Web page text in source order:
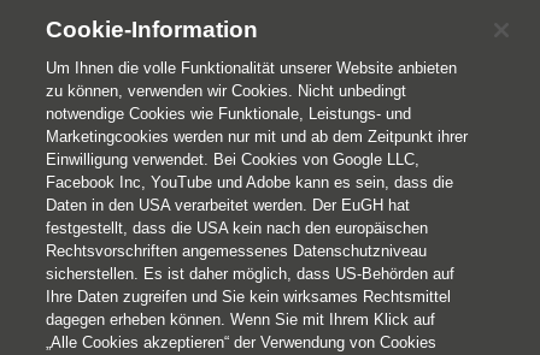
Publikationen
Nachhaltigkeit
© 2026 Helvetia Versicherungen AG
Hoher Markt 10-11
Cookie-Information
Um Ihnen die volle Funktionalität unserer Website anbieten
zu können, verwenden wir Cookies. Nicht unbedingt
notwendige Cookies wie Funktionale, Leistungs- und
Marketingcookies werden nur mit und ab dem Zeitpunkt ihrer
Einwilligung verwendet. Bei Cookies von Google LLC,
Facebook Inc, YouTube und Adobe kann es sein, dass die
Daten in den USA verarbeitet werden. Der EuGH hat
festgestellt, dass die USA kein nach den europäischen
Rechtsvorschriften angemessenes Datenschutzniveau
sicherstellen. Es ist daher möglich, dass US-Behörden auf
Ihre Daten zugreifen und Sie kein wirksames Rechtsmittel
dagegen erheben können. Wenn Sie mit Ihrem Klick auf
„Alle Cookies akzeptieren“ der Verwendung von Cookies